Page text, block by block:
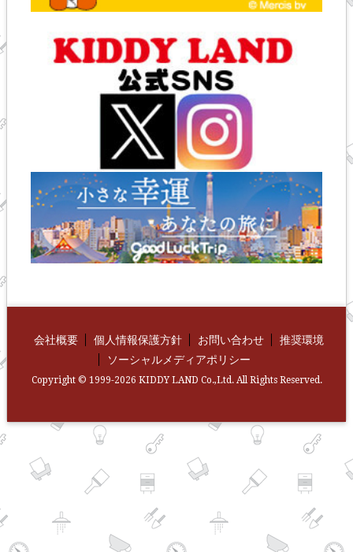
会社概要 個人情報保護方針 お問い合わせ
推奨環境
ソーシャルメディアポリシー
Copyright © 1999-2026 KIDDY LAND Co.,Ltd. All Rights Reserved.